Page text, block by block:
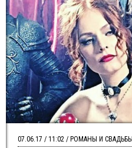
07.06.17 / 11:02 / РОМАНЫ И СВАДЬБЫ